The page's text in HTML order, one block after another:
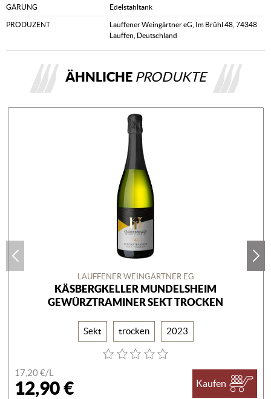
GÄRUNG Edelstahltank
PRODUZENT
Lauffener Weingärtner eG, Im Brühl 48, 74348
Lauffen, Deutschland
ÄHNLICHE PRODUKTE
LAUFFENER WEINGÄRTNER EG
KÄSBERGKELLER MUNDELSHEIM
GEWÜRZTRAMINER SEKT TROCKEN
Sekt trocken 2023
17,20 €/L
12,90 € Kaufen